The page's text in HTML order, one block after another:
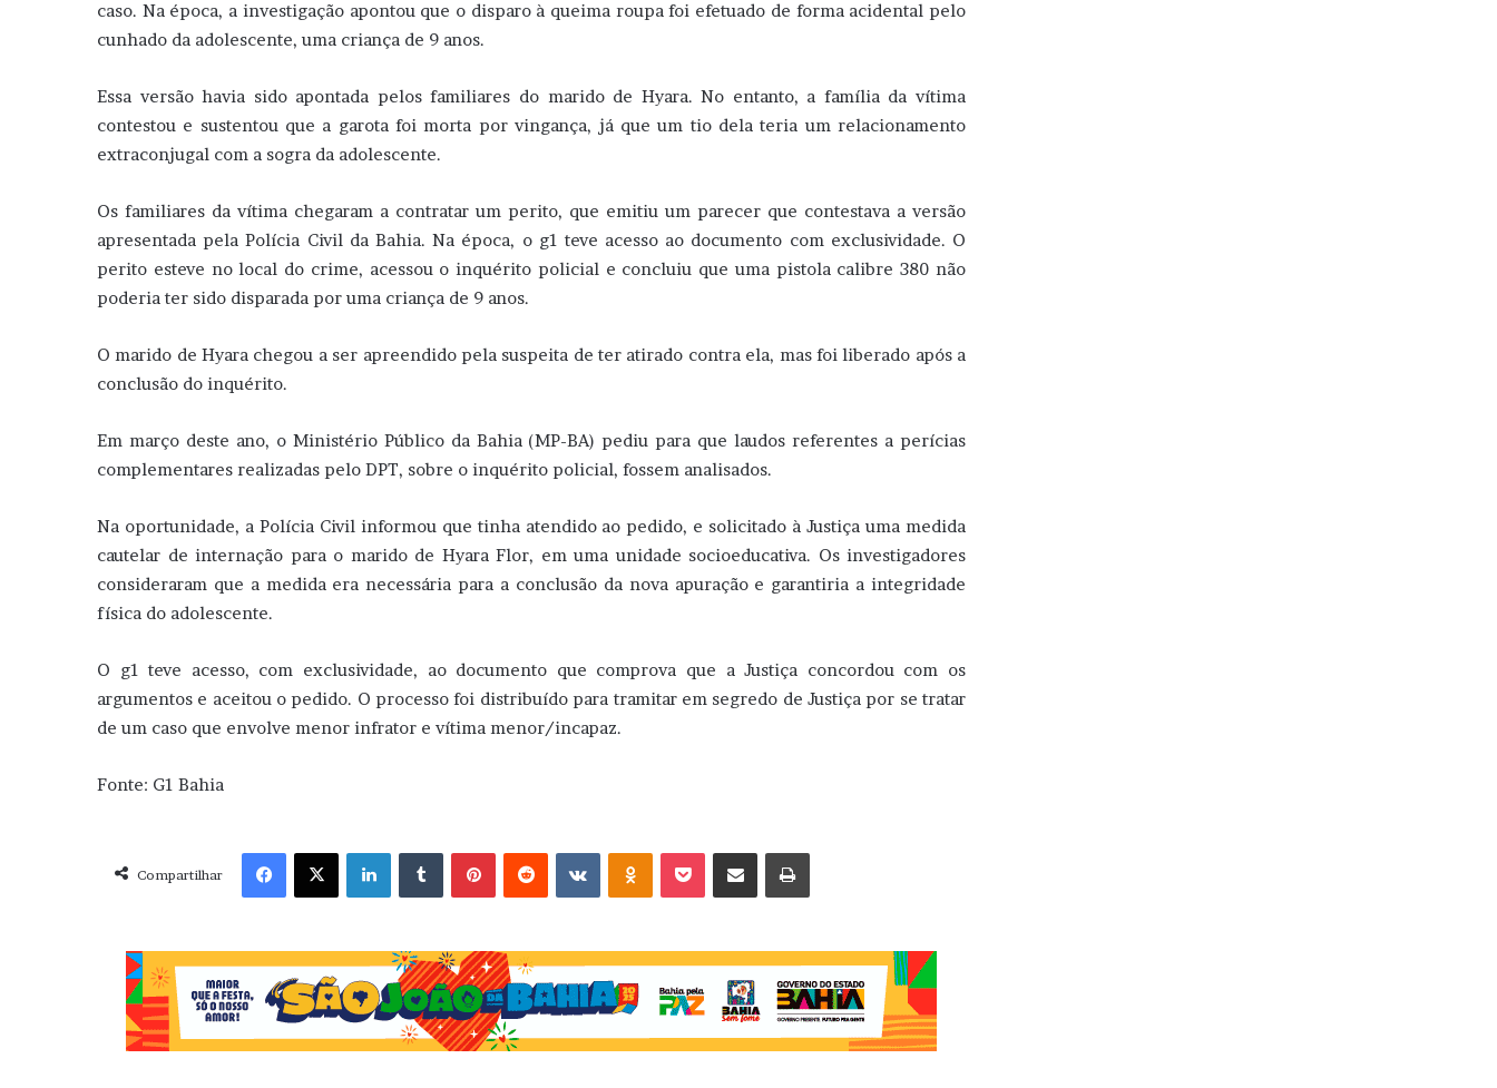
caso. Na época, a investigação apontou que o disparo à queima roupa foi efetuado de forma acidental pelo
cunhado da adolescente, uma criança de 9 anos.
Essa versão havia sido apontada pelos familiares do marido de Hyara. No entanto, a família da vítima
contestou e sustentou que a garota foi morta por vingança, já que um tio dela teria um relacionamento
extraconjugal com a sogra da adolescente.
Os familiares da vítima chegaram a contratar um perito, que emitiu um parecer que contestava a versão
apresentada pela Polícia Civil da Bahia. Na época, o g1 teve acesso ao documento com exclusividade. O
perito esteve no local do crime, acessou o inquérito policial e concluiu que uma pistola calibre 380 não
poderia ter sido disparada por uma criança de 9 anos.
O marido de Hyara chegou a ser apreendido pela suspeita de ter atirado contra ela, mas foi liberado após a
conclusão do inquérito.
Em março deste ano, o Ministério Público da Bahia (MP-BA) pediu para que laudos referentes a perícias
complementares realizadas pelo DPT, sobre o inquérito policial, fossem analisados.
Na oportunidade, a Polícia Civil informou que tinha atendido ao pedido, e solicitado à Justiça uma medida
cautelar de internação para o marido de Hyara Flor, em uma unidade socioeducativa. Os investigadores
consideraram que a medida era necessária para a conclusão da nova apuração e garantiria a integridade
física do adolescente.
O g1 teve acesso, com exclusividade, ao documento que comprova que a Justiça concordou com os
argumentos e aceitou o pedido. O processo foi distribuído para tramitar em segredo de Justiça por se tratar
de um caso que envolve menor infrator e vítima menor/incapaz.
Fonte: G1 Bahia
Compartilhar
Facebook X Linkedin VK OK